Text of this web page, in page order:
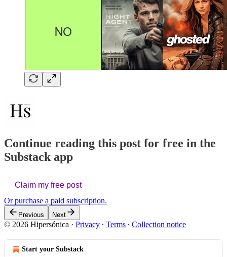
Continue reading this post for free in the
Substack app
Claim my free post
Or purchase a paid subscription.
Previous Next
© 2026 Hipersónica · Privacy ∙ Terms ∙ Collection notice
Start your Substack